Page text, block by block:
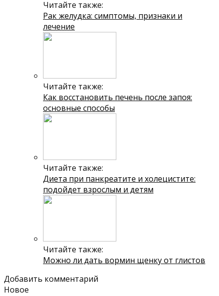
Читайте также:
Рак желудка: симптомы, признаки и
лечение
Читайте также:
Как восстановить печень после запоя:
основные способы
Читайте также:
Диета при панкреатите и холецистите:
подойдет взрослым и детям
Читайте также:
Можно ли дать вормин щенку от глистов
Добавить комментарий
Новое